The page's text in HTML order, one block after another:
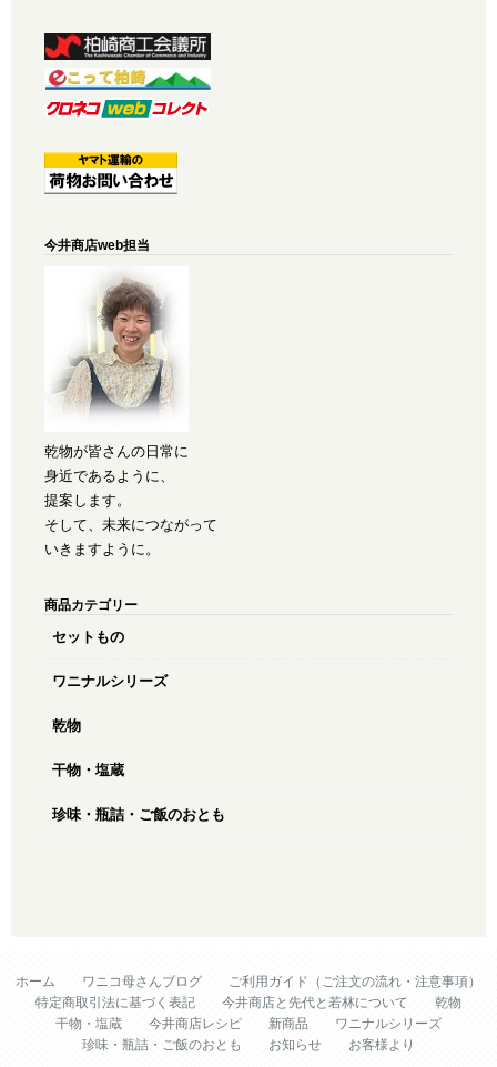
今井商店web担当
乾物が皆さんの日常に
身近であるように、
提案します。
そして、未来につながって
いきますように。
商品カテゴリー
セットもの
ワニナルシリーズ
乾物
干物・塩蔵
珍味・瓶詰・ご飯のおとも
ホーム ワニコ母さんブログ
ご利用ガイド（ご注文の流れ・注意事項）
特定商取引法に基づく表記
今井商店と先代と若林について
乾物
干物・塩蔵
今井商店レシピ 新商品
ワニナルシリーズ
珍味・瓶詰・ご飯のおとも
お知らせ お客様より